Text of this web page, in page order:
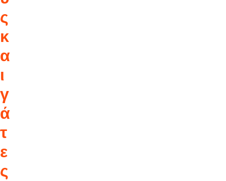
ς
κ
α
ι
γ
ά
τ
ε
ς